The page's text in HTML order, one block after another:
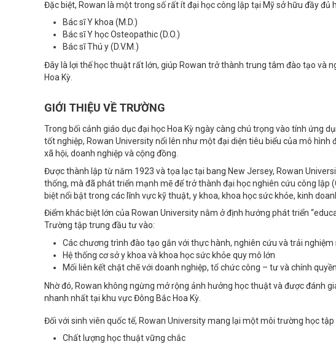
Đặc biệt, Rowan là một trong số rất ít đại học công lập tại Mỹ sở hữu đầy đủ
Bác sĩ Y khoa (M.D.)
Bác sĩ Y học Osteopathic (D.O.)
Bác sĩ Thú y (D.V.M.)
Đây là lợi thế học thuật rất lớn, giúp Rowan trở thành trung tâm đào tạo và
Hoa Kỳ.
GIỚI THIỆU VỀ TRƯỜNG
Trong bối cảnh giáo dục đại học Hoa Kỳ ngày càng chú trọng vào tính ứng
tốt nghiệp, Rowan University nổi lên như một đại diện tiêu biểu của mô hình
xã hội, doanh nghiệp và cộng đồng.
Được thành lập từ năm 1923 và tọa lạc tại bang New Jersey, Rowan
thống, mà đã phát triển mạnh mẽ để trở thành đại học nghiên cứu công lập
biệt nổi bật trong các lĩnh vực kỹ thuật, y khoa, khoa học sức khỏe, kinh
Điểm khác biệt lớn của Rowan University nằm ở định hướng phát triển
Trường tập trung đầu tư vào:
Các chương trình đào tạo gắn với thực hành, nghiên cứu và trải nghiệm
Hệ thống cơ sở y khoa và khoa học sức khỏe quy mô lớn
Mối liên kết chặt chẽ với doanh nghiệp, tổ chức công – tư và chính
Nhờ đó, Rowan không ngừng mở rộng ảnh hưởng học thuật và được đánh
nhanh nhất tại khu vực Đông Bắc Hoa Kỳ.
Đối với sinh viên quốc tế, Rowan University mang lại một môi trường học tập
Chất lượng học thuật vững chắc